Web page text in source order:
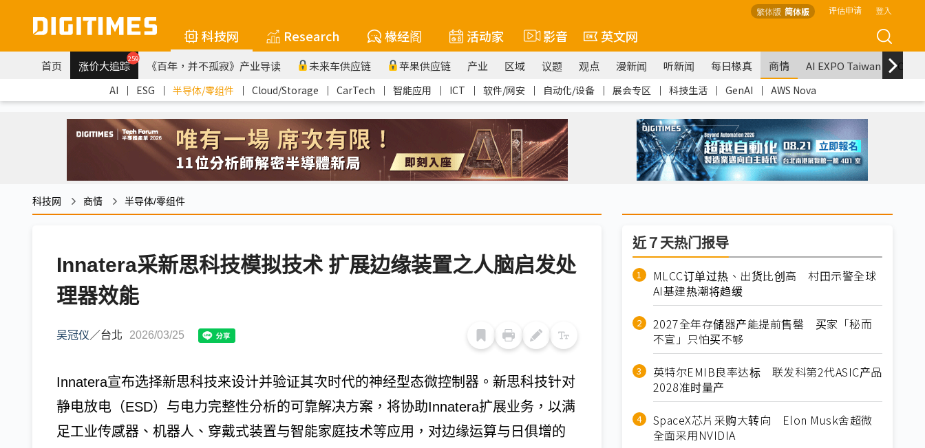
繁体版 简体版 评估申请 登入
科技网 Research 椽经阁 活动家 影音 英文网
首页 涨价大追踪259 《百年，并不孤寂》产业导读 未来车供应链 苹果供应链 产业 区域 议题 观点 漫新闻 听新闻 每日椽真 商情 AI EXPO Taiwan
AI ｜ ESG ｜ 半导体/零组件 ｜ Cloud/Storage ｜ CarTech ｜ 智能应用 ｜ ICT ｜ 软件/网安 ｜ 自动化/设备 ｜ 展会专区 ｜ 科技生活 ｜ GenAI ｜ AWS Nova
科技网 商情 半导体/零组件
Innatera采新思科技模拟技术 扩展边缘装置之人脑启发处
理器效能
吴冠仪 ／台北 2026/03/25
Innatera宣布选择新思科技来设计并验证其次时代的神经型态微控制器。新思科技针对
静电放电（ESD）与电力完整性分析的可靠解决方案，将协助Innatera扩展业务，以满
足工业传感器、机器人、穿戴式装置与智能家庭技术等应用，对边缘运算与日俱增的
近７天热门报导
MLCC订单过热、出货比创高 村田示警全球
AI基建热潮将趋缓
2027全年存储器产能提前售罄 买家「秘而
不宣」只怕买不够
英特尔EMIB良率达标 联发科第2代ASIC产品
2028准时量产
SpaceX芯片采购大转向 Elon Musk舍超微
全面采用NVIDIA